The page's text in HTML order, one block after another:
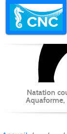
Natation
Panneau de